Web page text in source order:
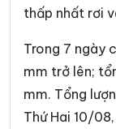
Xã D’Ran
Xã Đạ Huoai 2
Xã Đạ Tẻh
Xã Đạ Tẻh 3
thấp nhất rơi
Trong 7 ngày
mm trở lên;
mm. Tổng
Thứ Hai 10/